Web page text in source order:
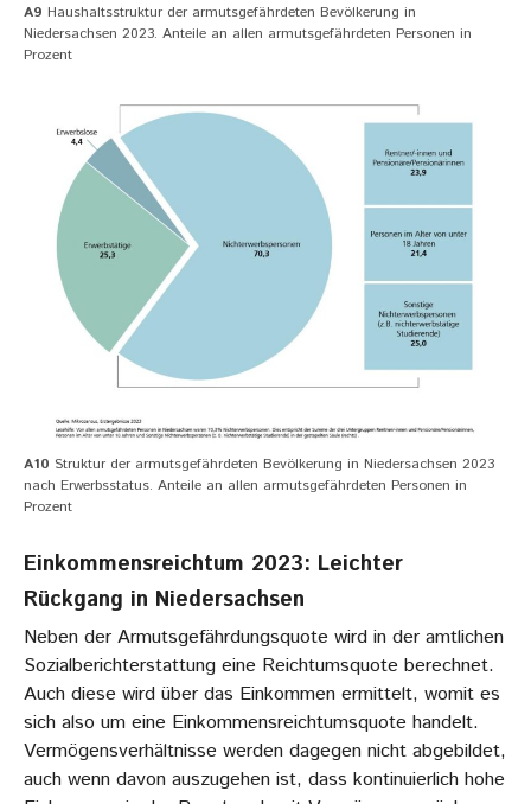
A9 Haushaltsstruktur der armutsgefährdeten Bevölkerung in
Niedersachsen 2023. Anteile an allen armutsgefährdeten Personen in
Prozent
A10 Struktur der armutsgefährdeten Bevölkerung in Niedersachsen 2023
nach Erwerbsstatus. Anteile an allen armutsgefährdeten Personen in
Prozent
Einkommensreichtum 2023: Leichter
Rückgang in Niedersachsen
Neben der Armutsgefährdungsquote wird in der amtlichen
Sozialberichterstattung eine Reichtumsquote berechnet.
Auch diese wird über das Einkommen ermittelt, womit es
sich also um eine Einkommensreichtumsquote handelt.
Vermögensverhältnisse werden dagegen nicht abgebildet,
auch wenn davon auszugehen ist, dass kontinuierlich hohe